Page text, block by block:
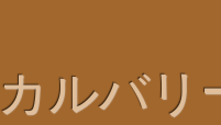
カルバリ